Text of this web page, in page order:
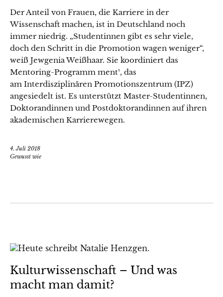
Der Anteil von Frauen, die Karriere in der
Wissenschaft machen, ist in Deutschland noch
immer niedrig. „Studentinnen gibt es sehr viele,
doch den Schritt in die Promotion wagen weniger“,
weiß Jewgenia Weißhaar. Sie koordiniert das
Mentoring-Programm ment², das
am Interdisziplinären Promotionszentrum (IPZ)
angesiedelt ist. Es unterstützt Master-Studentinnen,
Doktorandinnen und Postdoktorandinnen auf ihren
akademischen Karrierewegen.
4. Juli 2018
Gewusst wie
Kulturwissenschaft – Und was
macht man damit?